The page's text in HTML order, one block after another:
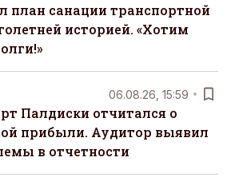
план санации транспортной
историей. «Хотим
06.08.26, 15:59
Палдиски отчитался о
прибыли. Аудитор выявил
в отчетности